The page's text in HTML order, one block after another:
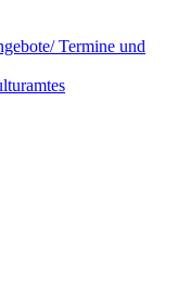
Termine und